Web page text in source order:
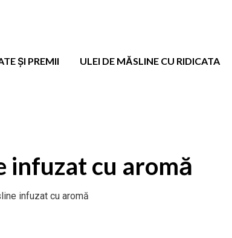
ȘI PREMII
ULEI DE MĂSLINE CU RIDICATA
infuzat cu aromă
infuzat cu aromă